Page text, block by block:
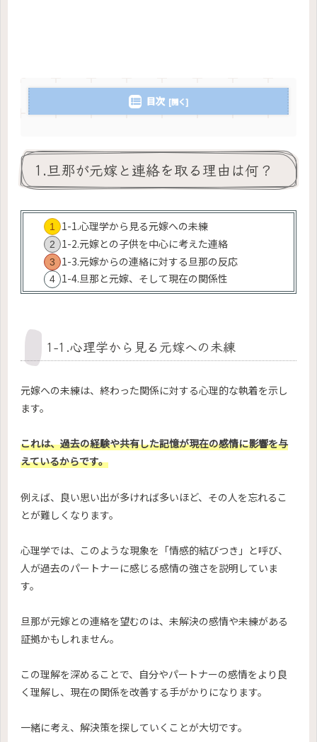
目次
1.旦那が元嫁と連絡を取る理由は何？
1-1.心理学から見る元嫁への未練
1-2.元嫁との子供を中心に考えた連絡
1-3.元嫁からの連絡に対する旦那の反応
1-4.旦那と元嫁、そして現在の関係性
1-1.心理学から見る元嫁への未練
元嫁への未練は、終わった関係に対する心理的な執着を示し
ます。
これは、過去の経験や共有した記憶が現在の感情に影響を与
えているからです。
例えば、良い思い出が多ければ多いほど、その人を忘れるこ
とが難しくなります。
心理学では、このような現象を「情感的結びつき」と呼び、
人が過去のパートナーに感じる感情の強さを説明していま
す。
旦那が元嫁との連絡を望むのは、未解決の感情や未練がある
証拠かもしれません。
この理解を深めることで、自分やパートナーの感情をより良
く理解し、現在の関係を改善する手がかりになります。
一緒に考え、解決策を探していくことが大切です。